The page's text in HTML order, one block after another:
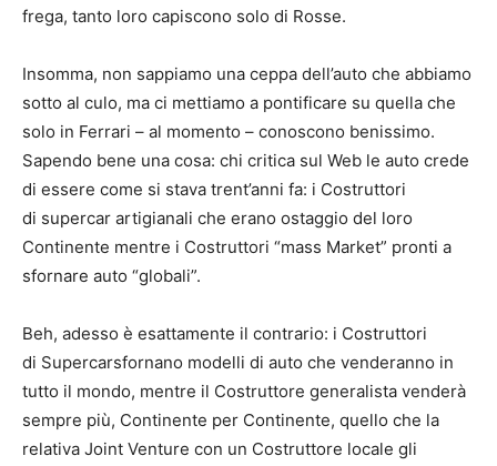
frega, tanto loro capiscono solo di Rosse.
Insomma, non sappiamo una ceppa dell’auto che abbiamo
sotto al culo, ma ci mettiamo a pontificare su quella che
solo in Ferrari – al momento – conoscono benissimo.
Sapendo bene una cosa: chi critica sul Web le auto crede
di essere come si stava trent’anni fa: i Costruttori
di supercar artigianali che erano ostaggio del loro
Continente mentre i Costruttori “mass Market” pronti a
sfornare auto “globali”.
Beh, adesso è esattamente il contrario: i Costruttori
di Supercarsfornano modelli di auto che venderanno in
tutto il mondo, mentre il Costruttore generalista venderà
sempre più, Continente per Continente, quello che la
relativa Joint Venture con un Costruttore locale gli